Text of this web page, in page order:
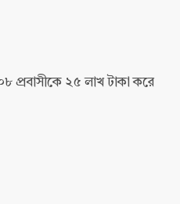
২৫ লাখ টাকা করে